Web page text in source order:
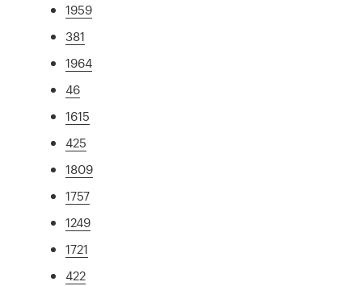
1959
381
1964
46
1615
425
1809
1757
1249
1721
422